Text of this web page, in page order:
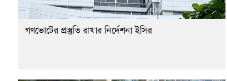
গণভোটের প্রস্তুতি রাখার নির্দেশনা ইসির